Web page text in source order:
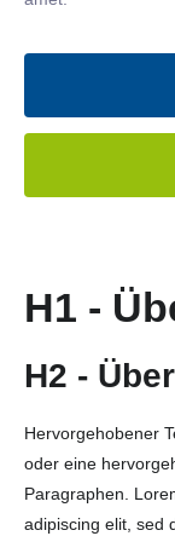
H1 -
H2 -
Hervorgehobener
oder eine
Paragraphen.
adipiscing elit, sed